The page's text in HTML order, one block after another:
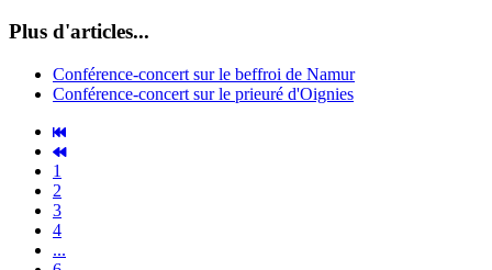
Plus d'articles...
Conférence-concert sur le beffroi de Namur
Conférence-concert sur le prieuré d'Oignies
1
2
3
4
...